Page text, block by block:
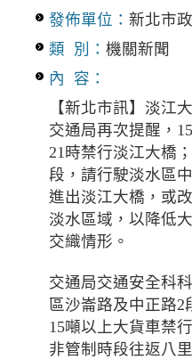
發佈單位： 新北市
類 別： 機關新聞
內 容：
【新北市訊】淡江
交通局再次提醒，
21時禁行淡江大橋
段，請行駛淡水區
進出淡江大橋，或
淡水區域，以降低
交織情形。
交通局交通安全科
區沙崙路及中正路2
15噸以上大貨車禁
非管制時段往返八